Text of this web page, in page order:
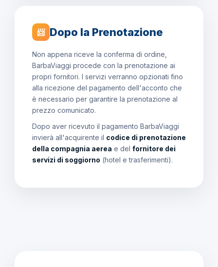
📨 Dopo la Prenotazione
Non appena riceve la conferma di ordine,
BarbaViaggi procede con la prenotazione ai
propri fornitori. I servizi verranno opzionati fino
alla ricezione del pagamento dell'acconto che
è necessario per garantire la prenotazione al
prezzo comunicato.
Dopo aver ricevuto il pagamento BarbaViaggi
invierà all'acquirente il codice di prenotazione
della compagnia aerea e del fornitore dei
servizi di soggiorno (hotel e trasferimenti).